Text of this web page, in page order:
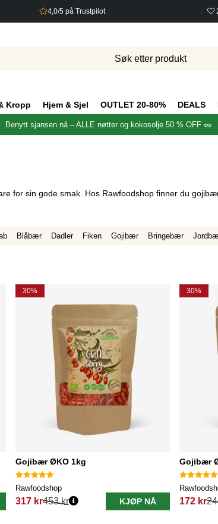
4,0/5 på Trustpilot
Kropp Hjem & Sjel OUTLET 20-80% DEALS
Benytt sjansen nå – ALLE nøtter og kokosolje 50 % OFF 🥜
for sin gode smak. Hos Rawfoodshop finner du
Blåbær Dadler Fiken Gojibær Bringebær
30%
Gojibær ØKO 1kg
Rawfoodshop
317 kr
Vanlig pris:
453 kr KJØP NÅ
30%
Gojibær
172 kr
Vanlig